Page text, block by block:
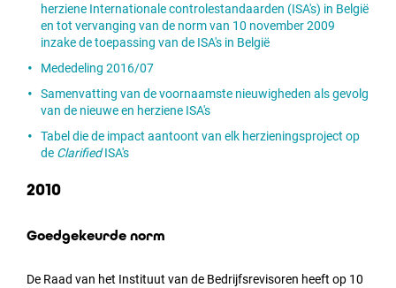
herziene Internationale controlestandaarden (ISA's) in België
en tot vervanging van de norm van 10 november 2009
inzake de toepassing van de ISA's in België
Mededeling 2016/07
Samenvatting van de voornaamste nieuwigheden als gevolg
van de nieuwe en herziene ISA's
Tabel die de impact aantoont van elk herzieningsproject op
de ClarifiedISA's
2010
Goedgekeurde norm
De Raad van het Instituut van de Bedrijfsrevisoren heeft op 10